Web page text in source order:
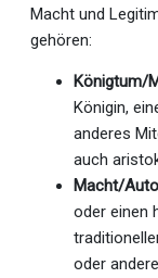
Macht und
gehören:
Königtum/
Königin,
anderes
auch
Macht/
oder einen
oder